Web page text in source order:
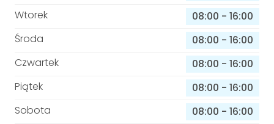
Wtorek
08:00 - 16:00
Środa
08:00 - 16:00
Czwartek
08:00 - 16:00
Piątek
08:00 - 16:00
Sobota
08:00 - 16:00